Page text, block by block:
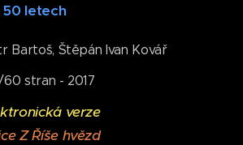
50 letech
Bartoš, Štěpán Ivan Kovář
stran - 2017
verze
Z Říše hvězd